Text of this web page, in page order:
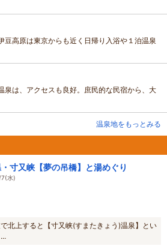
豆高原は東京からも近く日帰り入浴や１泊温泉
泉は、アクセスも良好。庶民的な民宿から、大
温泉地をもっとみる
寸又峡【夢の吊橋】と湯めぐり
水)
北上すると【寸又峡(すまたきょう)温泉】とい